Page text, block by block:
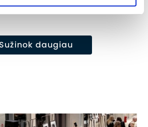
Sužinok daugiau